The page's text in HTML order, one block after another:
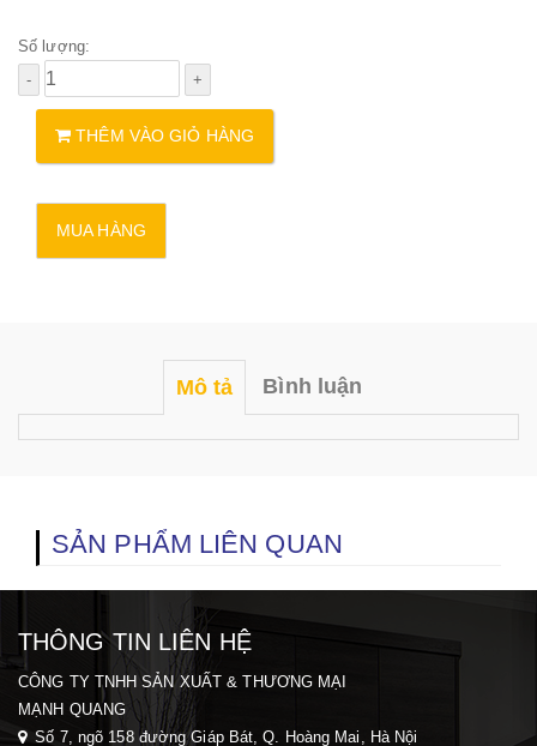
Số lượng:
THÊM VÀO GIỎ HÀNG
Mô tả Bình luận
SẢN PHẨM LIÊN QUAN
THÔNG TIN LIÊN HỆ
CÔNG TY TNHH SẢN XUẤT & THƯƠNG MẠI
MẠNH QUANG
Số 7, ngõ 158 đường Giáp Bát, Q. Hoàng Mai, Hà Nội